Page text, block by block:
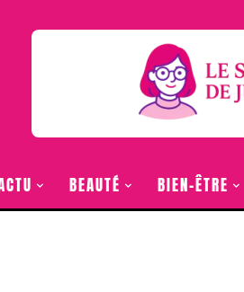
BEAUTÉ BIEN-ÊTRE